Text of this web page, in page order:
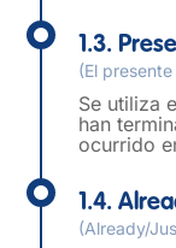
1.3.
(El
Se utiliza
han
ocurrido
1.4.
(Already/